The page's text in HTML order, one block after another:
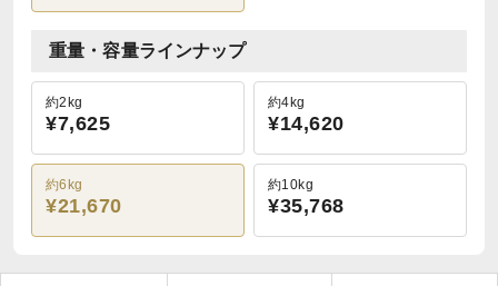
重量・容量ラインナップ
約2kg
¥7,625
約4kg
¥14,620
約6kg
¥21,670
約10kg
¥35,768